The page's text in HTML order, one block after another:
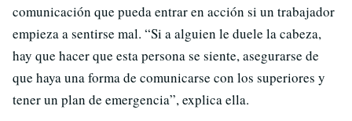
comunicación que pueda entrar en acción si un trabajador
empieza a sentirse mal. “Si a alguien le duele la cabeza,
hay que hacer que esta persona se siente, asegurarse de
que haya una forma de comunicarse con los superiores y
tener un plan de emergencia”, explica ella.